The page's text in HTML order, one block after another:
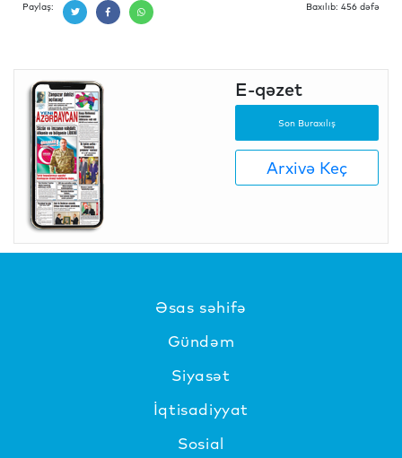
Paylaş: Baxılıb: 456 dəfə
E-qəzet
Son Buraxılış
Arxivə Keç
Əsas səhifə
Gündəm
Siyasət
İqtisadiyyat
Sosial